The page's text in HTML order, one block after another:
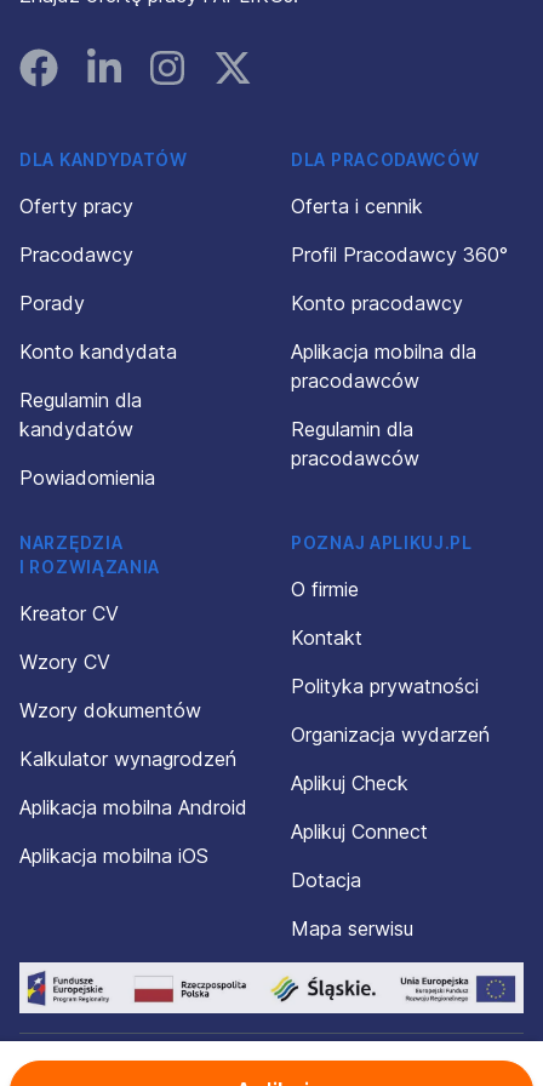
FacebookLinked InInstagramInstagram
DLA KANDYDATÓW
Oferty pracy
Pracodawcy
Porady
Konto kandydata
Regulamin dla
kandydatów
Powiadomienia
DLA PRACODAWCÓW
Oferta i cennik
Profil Pracodawcy 360°
Konto pracodawcy
Aplikacja mobilna dla
pracodawców
Regulamin dla
pracodawców
NARZĘDZIA
I ROZWIĄZANIA
Kreator CV
Wzory CV
Wzory dokumentów
Kalkulator wynagrodzeń
Aplikacja mobilna Android
Aplikacja mobilna iOS
POZNAJ APLIKUJ.PL
O firmie
Kontakt
Polityka prywatności
Organizacja wydarzeń
Aplikuj Check
Aplikuj Connect
Dotacja
Mapa serwisu
© 2012-2026 Aplikuj.pl®. Wszelkie prawa zastrzeżone.